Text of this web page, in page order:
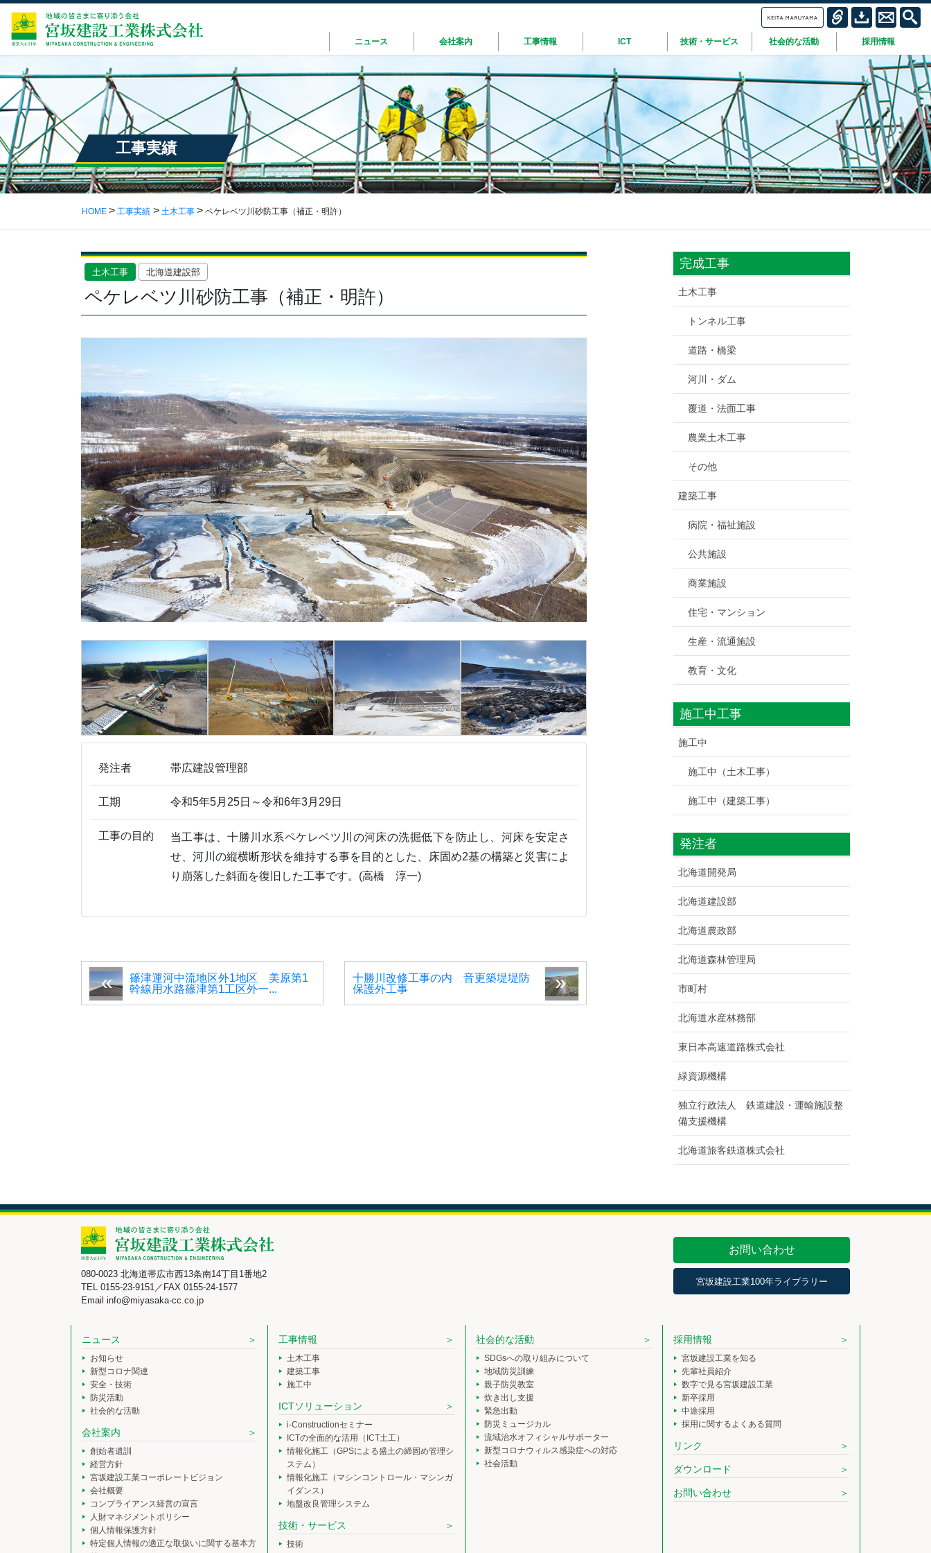
ニュース 会社案内 工事情報 ICT 技術・サービス 社会的な活動 採用情報
工事実績
HOME 工事実績 土木工事 ペケレベツ川砂防工事（補正・明許）
土木工事 北海道建設部
ペケレベツ川砂防工事（補正・明許）
発注者 帯広建設管理部
工期 令和5年5月25日～令和6年3月29日
工事の目的
当工事は、十勝川水系ペケレベツ川の河床の洗掘低下を防止し、河床を安定さ
せ、河川の縦横断形状を維持する事を目的とした、床固め2基の構築と災害によ
り崩落した斜面を復旧した工事です。(高橋 淳一)
篠津運河中流地区外1地区 美原第1
幹線用水路篠津第1工区外一...
十勝川改修工事の内 音更築堤堤防
保護外工事
完成工事
土木工事
トンネル工事
道路・橋梁
河川・ダム
覆道・法面工事
農業土木工事
その他
建築工事
病院・福祉施設
公共施設
商業施設
住宅・マンション
生産・流通施設
教育・文化
施工中工事
施工中
施工中（土木工事）
施工中（建築工事）
発注者
北海道開発局
北海道建設部
北海道農政部
北海道森林管理局
市町村
北海道水産林務部
東日本高速道路株式会社
緑資源機構
独立行政法人 鉄道建設・運輸施設整
備支援機構
北海道旅客鉄道株式会社
080-0023 北海道帯広市西13条南14丁目1番地2
TEL 0155-23-9151／FAX 0155-24-1577
Email info@miyasaka-cc.co.jp
お問い合わせ
宮坂建設工業100年ライブラリー
ニュース
お知らせ
新型コロナ関連
安全・技術
防災活動
社会的な活動
会社案内
創始者遺訓
経営方針
宮坂建設工業コーポレートビジョン
会社概要
コンプライアンス経営の宣言
人財マネジメントポリシー
個人情報保護方針
特定個人情報の適正な取扱いに関する基本方
工事情報
土木工事
建築工事
施工中
ICTソリューション
i-Constructionセミナー
ICTの全面的な活用（ICT土工）
情報化施工（GPSによる盛土の締固め管理シ
ステム）
情報化施工（マシンコントロール・マシンガ
イダンス）
地盤改良管理システム
技術・サービス
技術
社会的な活動
SDGsへの取り組みについて
地域防災訓練
親子防災教室
炊き出し支援
緊急出動
防災ミュージカル
流域治水オフィシャルサポーター
新型コロナウィルス感染症への対応
社会活動
採用情報
宮坂建設工業を知る
先輩社員紹介
数字で見る宮坂建設工業
新卒採用
中途採用
採用に関するよくある質問
リンク
ダウンロード
お問い合わせ